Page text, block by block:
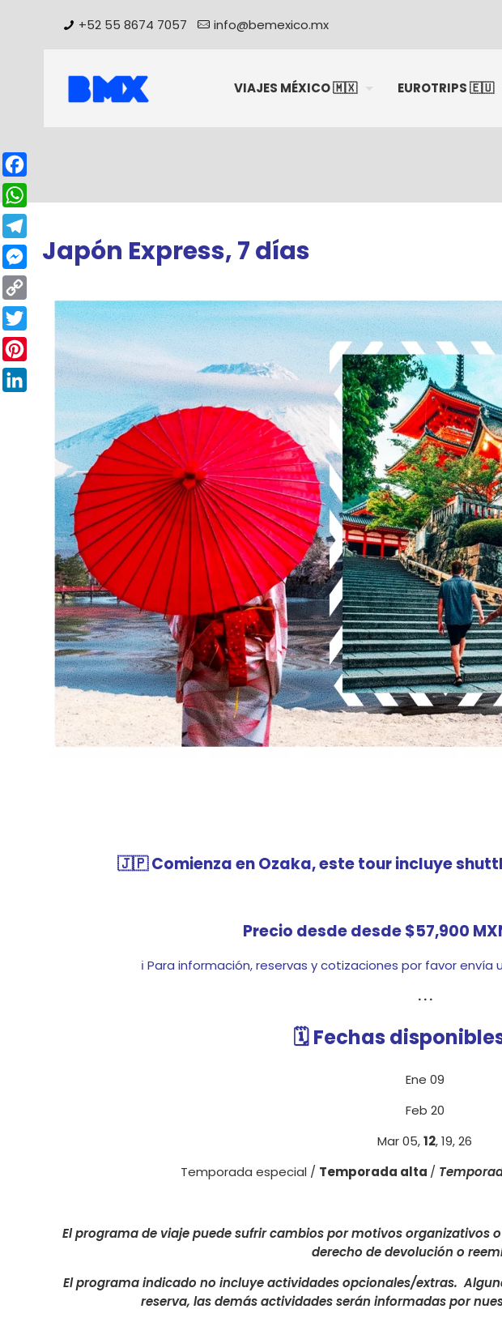
+52 55 8674 7057 info@bemexico.mx
VIAJES MÉXICO 🇲🇽 EUROTRIPS 🇪🇺
Japón Express, 7 días
🇯🇵 Comienza en Ozaka, este tour incluye
Precio desde desde $57,900
ℹ️ Para información, reservas y cotizaciones por favor envía
. . .
🗓️ Fechas
Ene 09
Feb 20
Mar 05,12, 19, 26
Temporada especial / Temporada alta /
El programa de viaje puede sufrir cambios por motivos organizativos
derecho de devolución o
El programa indicado no incluye actividades opcionales/extras.
reserva, las demás actividades serán informadas por
Facebook
WhatsApp
Telegram
Messenger
Copy
Link
Twitter
Pinterest